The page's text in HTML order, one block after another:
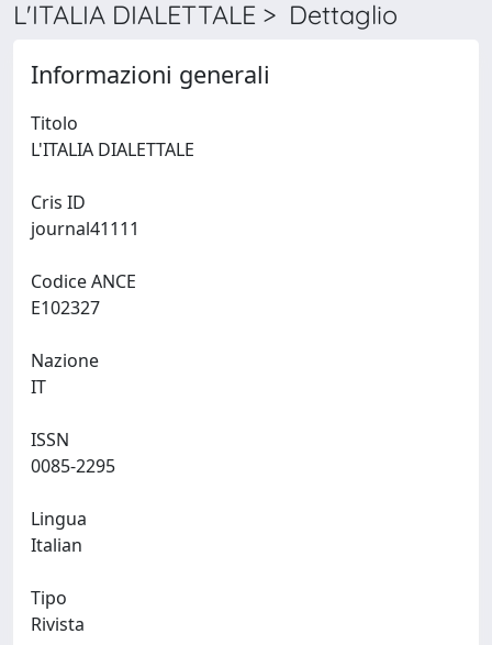
L'ITALIA DIALETTALE > Dettaglio
Informazioni generali
Titolo
Cris ID
Codice ANCE
Nazione
ISSN
Lingua
Tipo
Rivista